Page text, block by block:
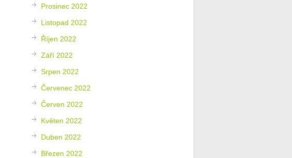
Prosinec 2022
Listopad 2022
Říjen 2022
Září 2022
Srpen 2022
Červenec 2022
Červen 2022
Květen 2022
Duben 2022
Březen 2022